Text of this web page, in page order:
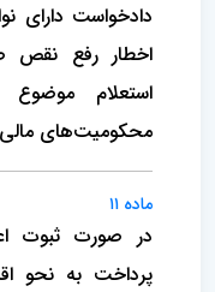
دادخواست دارای
اخطار رفع نقص
محکومیت‌های مالی
ماده ۱۱
در صورت ثبوت
پرداخت به نحو